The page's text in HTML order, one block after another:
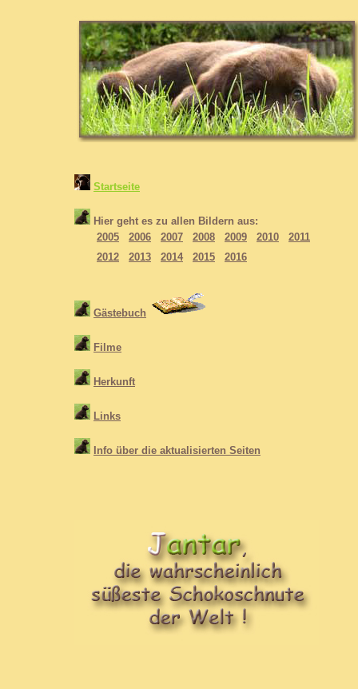
Startseite
Hier geht es zu allen Bildern aus:
2005 2006 2007 2008 2009 2010
2011
2012 2013 2014 2015 2016
Gästebuch
Filme
Herkunft
Links
Info über die aktualisierten Seiten